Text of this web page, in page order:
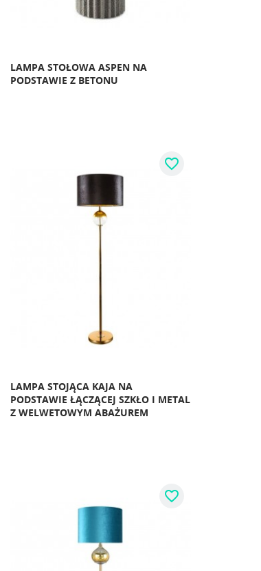
LAMPA STOŁOWA ASPEN NA
PODSTAWIE Z BETONU
LAMPA STOJĄCA KAJA NA
PODSTAWIE ŁĄCZĄCEJ SZKŁO I METAL
Z WELWETOWYM ABAŻUREM
favorite_border
favorite_border